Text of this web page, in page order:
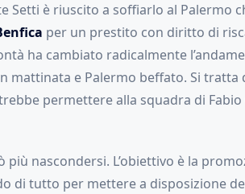
Setti è riuscito a soffiarlo al Palermo
per un prestito con diritto di
ha cambiato radicalmente
mattinata e Palermo beffato. Si
permettere alla squadra di
più nascondersi. L’obiettivo è la
di tutto per mettere a disposizione